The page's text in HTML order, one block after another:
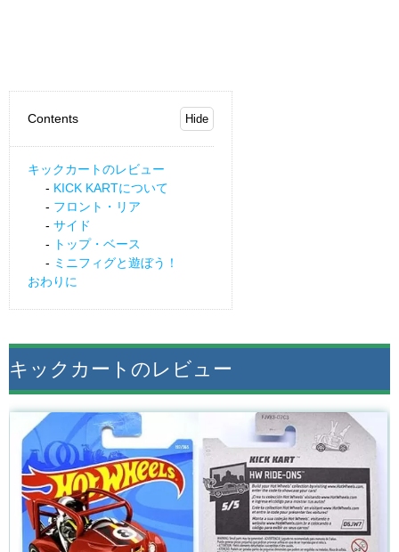
Contents
キックカートのレビュー
KICK KARTについて
フロント・リア
サイド
トップ・ベース
ミニフィグと遊ぼう！
おわりに
キックカートのレビュー